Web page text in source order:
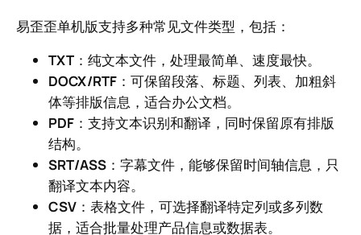
易歪歪单机版支持多种常见文件类型，包括：
TXT ：纯文本文件，处理最简单、速度最快。
DOCX/RTF ：可保留段落、标题、列表、加粗斜
体等排版信息，适合办公文档。
PDF ：支持文本识别和翻译，同时保留原有排版
结构。
SRT/ASS ：字幕文件，能够保留时间轴信息，只
翻译文本内容。
CSV ：表格文件，可选择翻译特定列或多列数
据，适合批量处理产品信息或数据表。